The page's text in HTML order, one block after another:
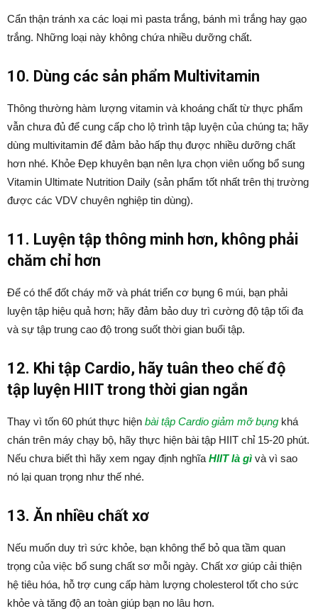
Cẩn thận tránh xa các loại mì pasta trắng, bánh mì trắng hay gạo
trắng. Những loại này không chứa nhiều dưỡng chất.
10. Dùng các sản phẩm Multivitamin
Thông thường hàm lượng vitamin và khoáng chất từ thực phẩm
vẫn chưa đủ để cung cấp cho lộ trình tập luyện của chúng ta; hãy
dùng multivitamin để đảm bảo hấp thụ được nhiều dưỡng chất
hơn nhé. Khỏe Đẹp khuyên bạn nên lựa chọn viên uống bổ sung
Vitamin Ultimate Nutrition Daily (sản phẩm tốt nhất trên thị trường
được các VDV chuyên nghiệp tin dùng).
11. Luyện tập thông minh hơn, không phải
chăm chỉ hơn
Để có thể đốt cháy mỡ và phát triển cơ bụng 6 múi, bạn phải
luyện tập hiệu quả hơn; hãy đảm bảo duy trì cường độ tập tối đa
và sự tập trung cao độ trong suốt thời gian buổi tập.
12. Khi tập Cardio, hãy tuân theo chế độ
tập luyện HIIT trong thời gian ngắn
Thay vì tốn 60 phút thực hiện bài tập Cardio giảm mỡ bụng khá
chán trên máy chạy bộ, hãy thực hiện bài tập HIIT chỉ 15-20 phút.
Nếu chưa biết thì hãy xem ngay định nghĩa HIIT là gì và vì sao
nó lại quan trọng như thế nhé.
13. Ăn nhiều chất xơ
Nếu muốn duy trì sức khỏe, bạn không thể bỏ qua tầm quan
trọng của việc bổ sung chất sơ mỗi ngày. Chất xơ giúp cải thiện
hệ tiêu hóa, hỗ trợ cung cấp hàm lượng cholesterol tốt cho sức
khỏe và tăng độ an toàn giúp bạn no lâu hơn.